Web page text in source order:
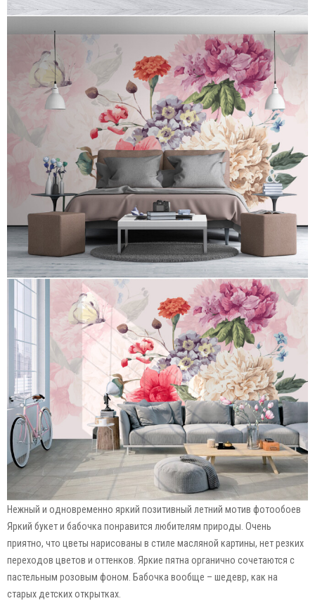
Нежный и одновременно яркий позитивный летний мотив фотообоев
Яркий букет и бабочка понравится любителям природы. Очень
приятно, что цветы нарисованы в стиле масляной картины, нет резких
переходов цветов и оттенков. Яркие пятна органично сочетаются с
пастельным розовым фоном. Бабочка вообще – шедевр, как на
старых детских открытках.